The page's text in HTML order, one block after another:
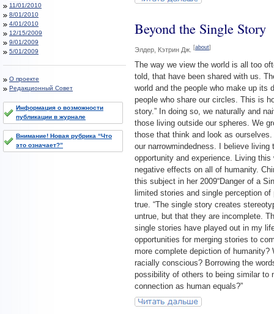
11/01/2010
8/01/2010
4/01/2010
12/15/2009
9/01/2009
5/01/2009
О проекте
Редакционный Совет
Информация о возможности
публикации в журнале
Внимание! Новая рубрика “Что
это означает?”
Beyond the Single Story
Элдер, Кэтрин Дж. [about]
The way we view the world is all too
told, that have been shared with us.
world and the people who make up its
people who share our circles. This is
story.” In doing so, we naturally and
those living outside our spheres. We
those that think and look as
our narrowmindedness. I believe
opportunity and experience. Living
negative effects on all of humanity.
this subject in her 2009“Danger of a
limited stories and single perception
true. “The single story creates
untrue, but that they are incomplete.
single stories have played out in my
opportunities for merging stories to
more complete depiction of humanity?
racially conscious? Borrowing the
possibility of others to being similar to
connection as human equals?”